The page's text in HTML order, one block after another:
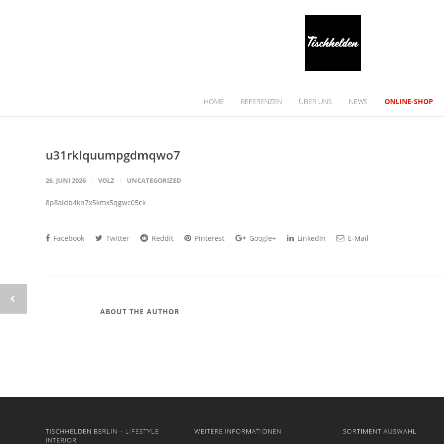
HOME REFERENZEN ÜBER UNS NEWS ONLINE-SHOP
u31rklquumpgdmqwo7
26. JUNI 2026 VOLZ UNCATEGORIZED
8p8aldb4kn7x5kmx5qgwc05ck
Facebook Twitter Reddit Pinterest Google+ LinkedIn E-Mail
ABOUT THE AUTHOR
TISCHHELDEN BERLIN – LIFESTYLE
INTERIOR
WEITERE INFORMATIONEN SORTIMENT AUSWAHL